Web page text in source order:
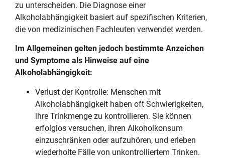
zu unterscheiden. Die Diagnose einer
Alkoholabhängigkeit basiert auf spezifischen Kriterien,
die von medizinischen Fachleuten verwendet werden.
Im Allgemeinen gelten jedoch bestimmte Anzeichen
und Symptome als Hinweise auf eine
Alkoholabhängigkeit:
Verlust der Kontrolle: Menschen mit
Alkoholabhängigkeit haben oft Schwierigkeiten,
ihre Trinkmenge zu kontrollieren. Sie können
erfolglos versuchen, ihren Alkoholkonsum
einzuschränken oder aufzuhören, und erleben
wiederholte Fälle von unkontrolliertem Trinken.